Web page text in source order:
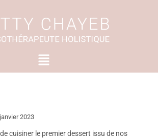
Menu
2023
cuisiner le premier dessert issu de nos